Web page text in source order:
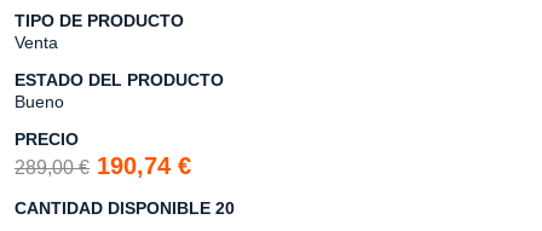
TIPO DE PRODUCTO
Venta
ESTADO DEL PRODUCTO
Bueno
PRECIO
289,00 € 190,74 €
CANTIDAD DISPONIBLE 20